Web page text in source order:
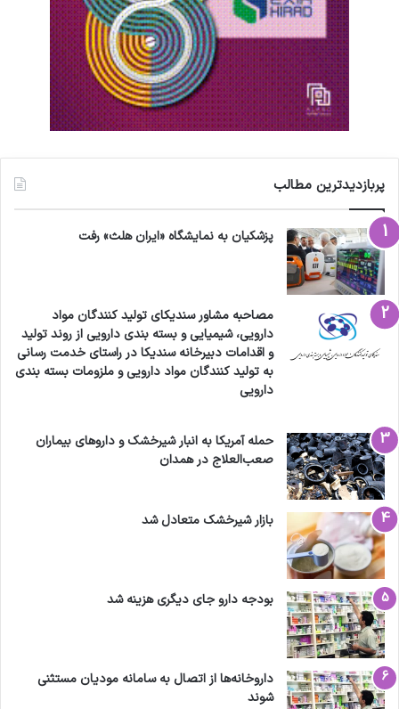
پربازدیدترین مطالب
پزشکیان به نمایشگاه «ایران هلث» رفت
مصاحبه مشاور سندیکای تولید کنندگان مواد
دارویی، شیمیایی و بسته بندی دارویی از روند تولید
و اقدامات دبیرخانه سندیکا در راستای خدمت رسانی
به تولید کنندگان مواد دارویی و ملزومات بسته بندی
دارویی
حمله آمریکا به انبار شیرخشک و داروهای بیماران
صعب‌العلاج در همدان
بازار شیرخشک متعادل شد
بودجه دارو جای دیگری هزینه شد
داروخانه‌ها از اتصال به سامانه مودیان مستثنی
شوند